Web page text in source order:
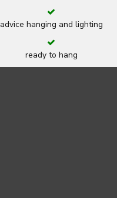
advice hanging and lighting
ready to hang